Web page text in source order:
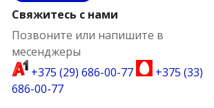
Свяжитесь с нами
Позвоните или напишите в
месенджеры
+375 (29) 686-00-77
+375 (33)
686-00-77